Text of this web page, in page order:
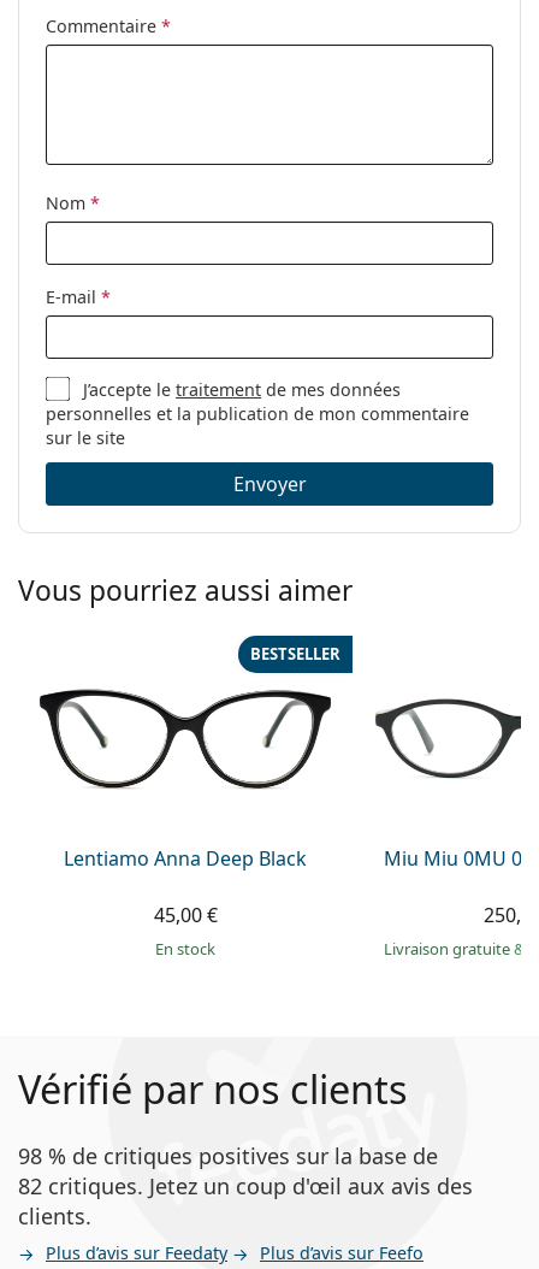
Non
Accessoires
Étui:
Oui
Autres
Sexe:
Pour femmes
Catégorie:
Max Mara
Code:
MM 5007 001 15 53
Commentaire *
Nom *
E-mail *
J’accepte letraitement de mes données
personnelles et la publication de mon commentaire
sur le site
Envoyer
Vous pourriez aussi aimer
Lentiamo Anna Deep Black
BESTSELLER
45,00 €
en stock
Miu Miu 0MU
Livraison gratuite&
Vérifié par nos clients
98 % de critiques positives sur la base de
82 critiques. Jetez un coup d'œil aux avis des
clients.
Plus d’avis sur Feedaty Plus d’avis sur Feefo